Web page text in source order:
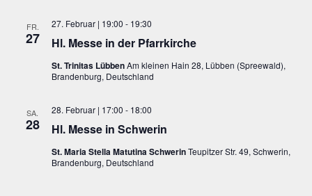
FR.
27 Hl. Messe in der Pfarrkirche
27. Februar | 19:00 - 19:30
St. Trinitas LübbenAm kleinen Hain 28, Lübben (Spreewald),
Brandenburg, Deutschland
SA.
28 Hl. Messe in Schwerin
28. Februar | 17:00 - 18:00
St. Maria Stella Matutina SchwerinTeupitzer Str. 49, Schwerin,
Brandenburg, Deutschland